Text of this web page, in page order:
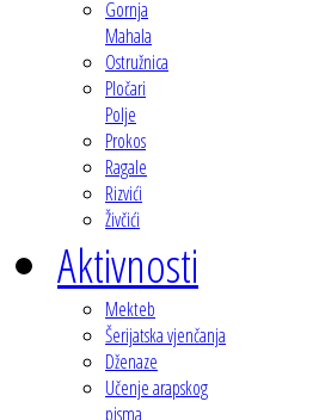
Gornja
Mahala
Ostružnica
Pločari
Polje
Prokos
Ragale
Rizvići
Živčići
Aktivnosti
Mekteb
Šerijatska vjenčanja
Dženaze
Učenje arapskog
pisma